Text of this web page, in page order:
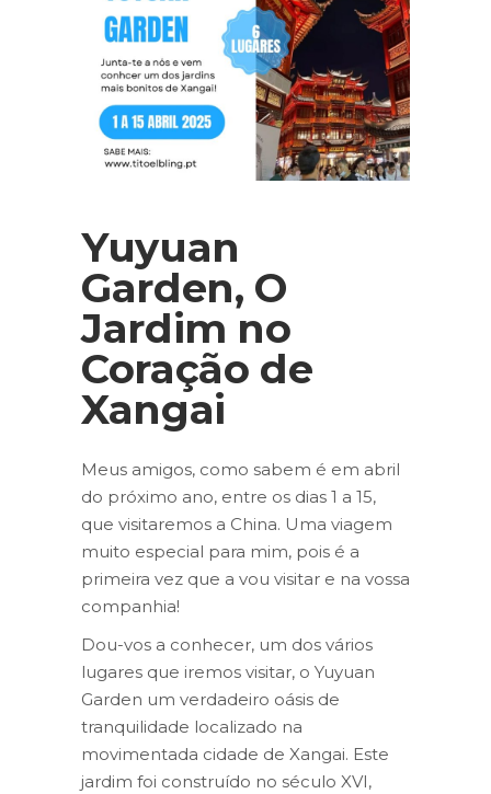
Yuyuan
Garden, O
Jardim no
Coração de
Xangai
Meus amigos, como sabem é em abril
do próximo ano, entre os dias 1 a 15,
que visitaremos a China. Uma viagem
muito especial para mim, pois é a
primeira vez que a vou visitar e na vossa
companhia!
Dou-vos a conhecer, um dos vários
lugares que iremos visitar, o Yuyuan
Garden um verdadeiro oásis de
tranquilidade localizado na
movimentada cidade de Xangai. Este
jardim foi construído no século XVI,